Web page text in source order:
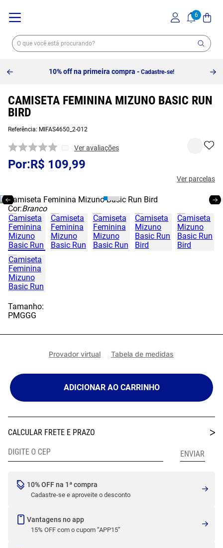
10% off na primeira compra - Cadastre-se!
CAMISETA FEMININA MIZUNO BASIC RUN
BIRD
Referência: MIFAS4650_2-012
Ver avaliações
R$ 109,99
Ver parcelas
Cor:Branco
Tamanho:
PMGGG
Provador virtual Tabela de medidas
ADICIONAR AO CARRINHO
10% OFF na 1ª compra
Cadastre-se e aproveite o desconto
Vantagens no app
15% OFF com o cupom “APP15”